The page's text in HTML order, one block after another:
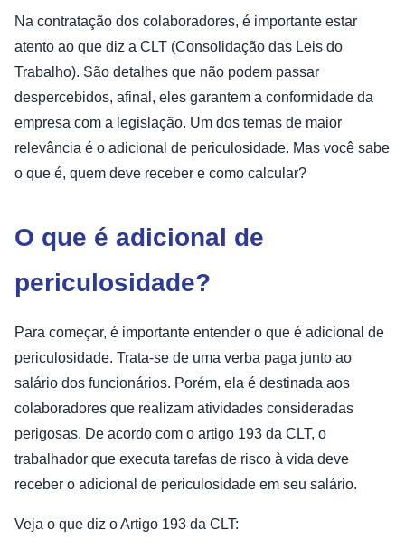
Na contratação dos colaboradores, é importante estar
atento ao que diz a CLT (Consolidação das Leis do
Trabalho). São detalhes que não podem passar
despercebidos, afinal, eles garantem a conformidade da
empresa com a legislação. Um dos temas de maior
relevância é o adicional de periculosidade. Mas você sabe
o que é, quem deve receber e como calcular?
O que é adicional de
periculosidade?
Para começar, é importante entender o que é adicional de
periculosidade. Trata-se de uma verba paga junto ao
salário dos funcionários. Porém, ela é destinada aos
colaboradores que realizam atividades consideradas
perigosas. De acordo com o artigo 193 da CLT, o
trabalhador que executa tarefas de risco à vida deve
receber o adicional de periculosidade em seu salário.
Veja o que diz o Artigo 193 da CLT: